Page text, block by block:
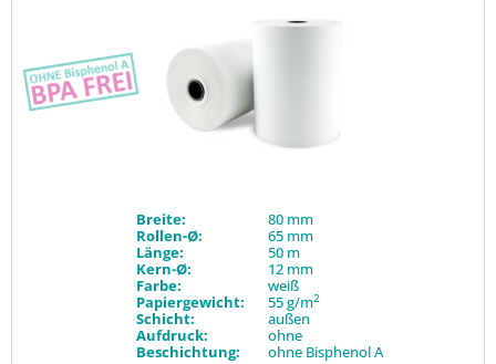
Breite:
80 mm
Rollen-Ø:
65 mm
Länge:
50 m
Kern-Ø:
12 mm
Farbe:
weiß
Papiergewicht:
55 g/m2
Schicht:
außen
Aufdruck:
ohne
Beschichtung:
ohne Bisphenol A